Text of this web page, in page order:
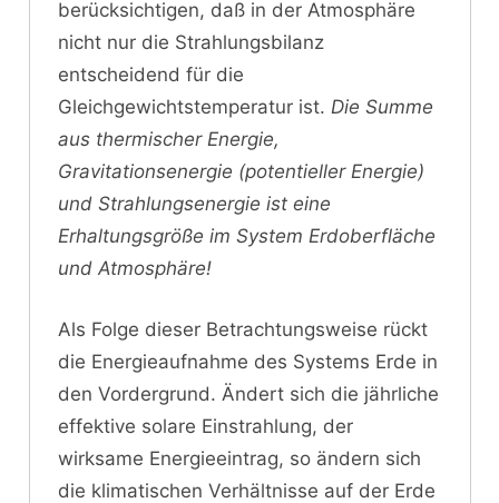
berücksichtigen, daß in der Atmosphäre
nicht nur die Strahlungsbilanz
entscheidend für die
Gleichgewichtstemperatur ist. Die Summe
aus thermischer Energie,
Gravitationsenergie (potentieller Energie)
und Strahlungsenergie ist eine
Erhaltungsgröße im System Erdoberfläche
und Atmosphäre!
Als Folge dieser Betrachtungsweise rückt
die Energieaufnahme des Systems Erde in
den Vordergrund. Ändert sich die jährliche
effektive solare Einstrahlung, der
wirksame Energieeintrag, so ändern sich
die klimatischen Verhältnisse auf der Erde